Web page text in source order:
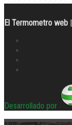
El Termometro web
Desarrollado por